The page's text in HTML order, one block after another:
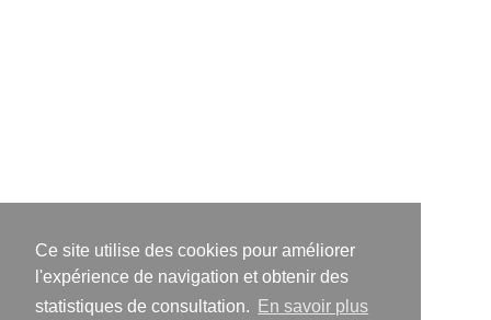
Ce site utilise des cookies pour améliorer
l'expérience de navigation et obtenir des
statistiques de consultation.
En savoir plus